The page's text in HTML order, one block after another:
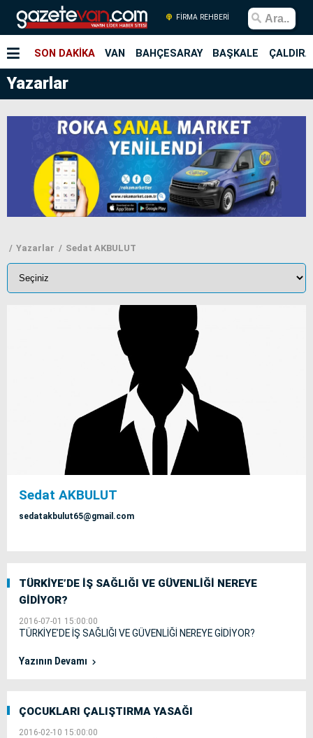
FİRMA REHBERİ
SON DAKİKA VAN BAHÇESARAY BAŞKALE
Yazarlar
Yazarlar Sedat AKBULUT
Sedat AKBULUT
sedatakbulut65@gmail.com
TÜRKİYE’DE İŞ SAĞLIĞI VE GÜVENLİĞİ NEREYE
GİDİYOR?
2016-07-01 15:00:00
TÜRKİYE’DE İŞ SAĞLIĞI VE GÜVENLİĞİ NEREYE GİDİYOR?
Yazının Devamı
ÇOCUKLARI ÇALIŞTIRMA YASAĞI
2016-02-10 15:00:00